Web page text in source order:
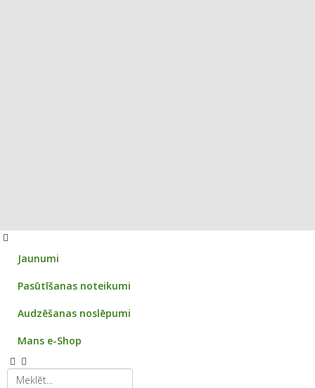
Jaunumi
Pasūtīšanas noteikumi
Audzēšanas noslēpumi
Mans e-Shop